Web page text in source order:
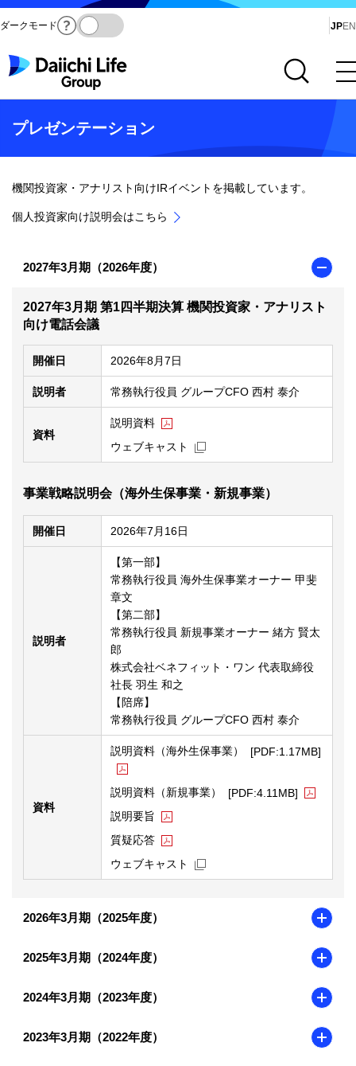
ダークモード JPEN
サイト内検索を開く
メインメニューを開く
プレゼンテーション
機関投資家・アナリスト向けIRイベントを掲載しています。
個人投資家向け説明会はこちら
2027年3月期（2026年度）
2027年3月期 第1四半期決算 機関投資家・アナリスト
向け電話会議
開催日 2026年8月7日
説明者 常務執行役員 グループCFO 西村 泰介
資料
説明資料PDFファイルが新規ウィンドウで開き
ウェブキャスト
新規ウィンドウを開きます
事業戦略説明会（海外生保事業・新規事業）
開催日 2026年7月16日
説明者
【第一部】
常務執行役員 海外生保事業オーナー 甲斐
章文
【第二部】
常務執行役員 新規事業オーナー 緒方 賢太
郎
株式会社ベネフィット・ワン 代表取締役
社長 羽生 和之
【陪席】
常務執行役員 グループCFO 西村 泰介
資料
説明資料（海外生保事業） [PDF:1.17MB]
説明資料（新規事業） [PDF:4.11MB] PDFファ
説明要旨 PDFファイルが新規ウィンドウで開き
質疑応答PDFファイルが新規ウィンドウで開き
ウェブキャスト
新規ウィンドウを開きます
2026年3月期（2025年度）
2025年3月期（2024年度）
2024年3月期（2023年度）
2023年3月期（2022年度）